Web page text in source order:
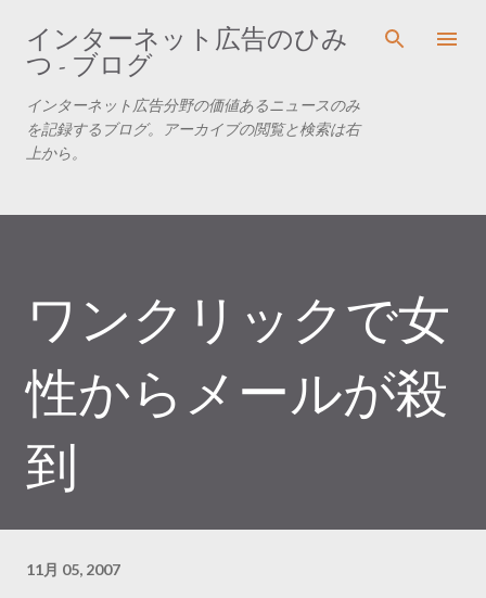
スキップしてメイン コンテンツに移動
インターネット広告のひみ
つ - ブログ
インターネット広告分野の価値あるニュースのみ
を記録するブログ。アーカイブの閲覧と検索は右
上から。
ワンクリックで女
性からメールが殺
到
11月 05, 2007